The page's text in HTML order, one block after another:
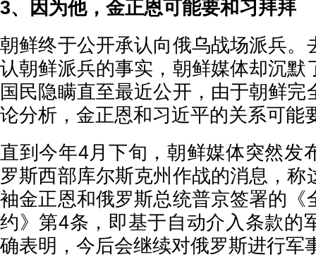
3、因为他，金正恩可能要和习拜拜
朝鲜终于公开承认向俄乌战场派兵。
认朝鲜派兵的事实，朝鲜媒体却沉默
国民隐瞒直至最近公开，由于朝鲜完
论分析，金正恩和习近平的关系可能
直到今年4月下旬，朝鲜媒体突然发
罗斯西部库尔斯克州作战的消息，称
袖金正恩和俄罗斯总统普京签署的《
约》第4条，即基于自动介入条款的
确表明，今后会继续对俄罗斯进行军